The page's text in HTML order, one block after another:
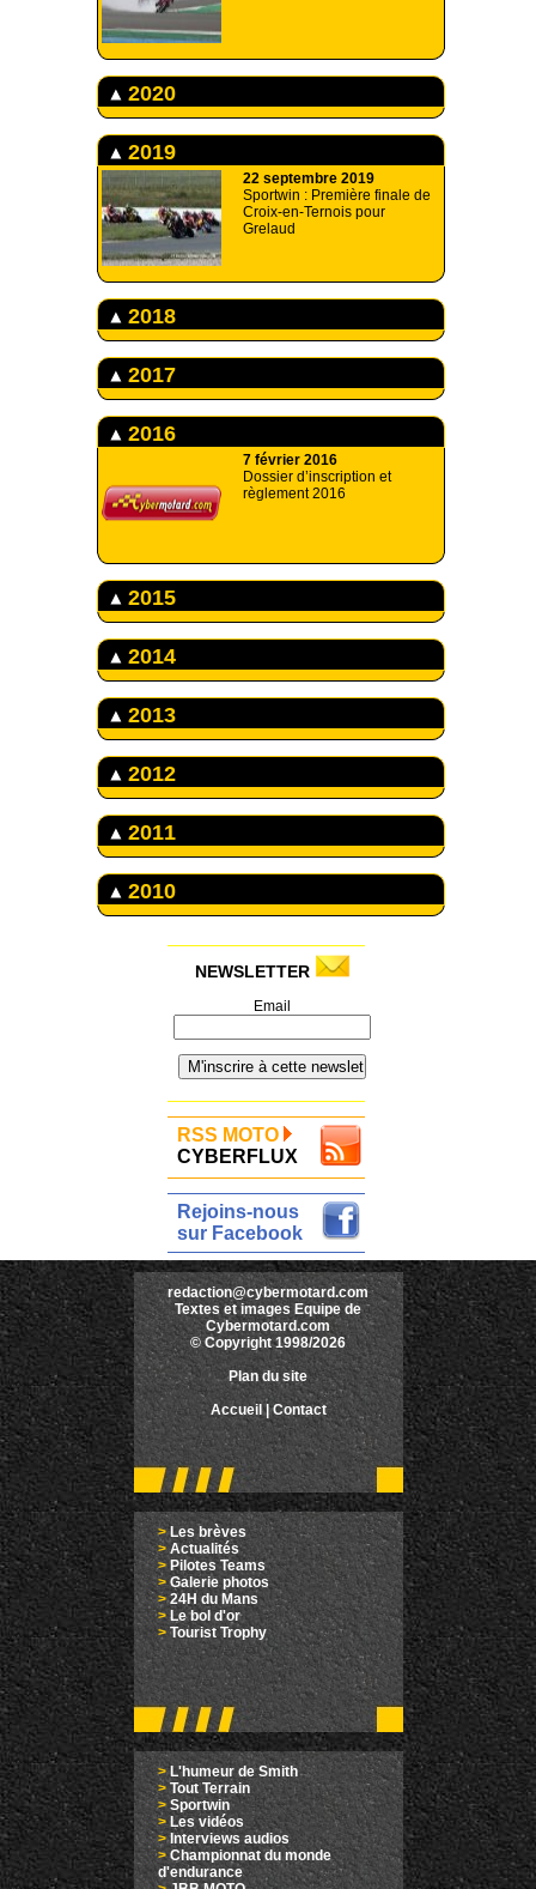
2020
2019
22 septembre 2019
Sportwin : Première finale de
Croix-en-Ternois pour
Grelaud
2018
2017
2016
7 février 2016
Dossier d’inscription et
règlement 2016
2015
2014
2013
2012
2011
2010
NEWSLETTER
Email
RSS MOTO
CYBERFLUX
Rejoins-nous
sur Facebook
redaction@cybermotard.com
Textes et images Equipe de
Cybermotard.com
© Copyright 1998/2026
Plan du site
Accueil |Contact
>Les brèves
> Actualités
> Pilotes Teams
>Galerie photos
>24H du Mans
>Le bol d'or
> Tourist Trophy
>L'humeur de Smith
> Tout Terrain
> Sportwin
> Les vidéos
> Interviews audios
>Championnat du monde
d'endurance